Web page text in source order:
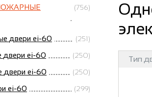
(756)
двери ei-60 (251)
двери ei-60 (250)
двери ei-60 (250)
ei-60 (299)
Тип